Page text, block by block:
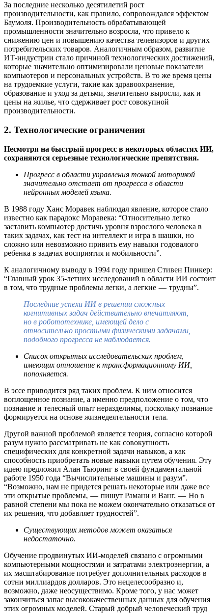
За последние несколько десятилетий рост
производительности, как правило, сопровождался эффектом
Баумоля. Производительность обрабатывающей
промышленности значительно возросла, что привело к
снижению цен и повышению качества телевизоров и других
потребительских товаров. Аналогичным образом, развитие
ИТ-индустрии стало причиной технологических достижений,
которые значительно оптимизировали ценовые показатели
компьютеров и персональных устройств. В то же время цены
на трудоемкие услуги, такие как здравоохранение,
образование и уход за детьми, значительно выросли, как и
цены на жилье, что сдерживает рост совокупной
производительности.
2. Технологические ограничения
Несмотря на быстрый прогресс в некоторых областях ИИ,
сохраняются серьезные технологические препятствия.
Прогресс в области управления тонкой моторикой
значительно отстает от прогресса в области
нейронных моделей языка.
В 1988 году Ханс Моравек наблюдал явление, которое стало
известно как парадокс Моравека: “Относительно легко
заставить компьютер достичь уровня взрослого человека в
таких задачах, как тест на интеллект и игра в шашки, но
сложно или невозможно привить ему навыки годовалого
ребенка в задачах восприятия и мобильности”.
К аналогичному выводу в 1994 году пришел Стивен Пинкер:
“Главный урок 35-летних исследований в области ИИ состоит
в том, что трудные проблемы легки, а легкие — трудны”.
Последние успехи ИИ в решении сложных
когнитивных задач действительно впечатляют,
но в робототехнике, имеющей дело с
относительно простыми физическими задачами,
подобного прогресса не наблюдается.
Список открытых исследовательских проблем,
имеющих отношение к трансформационному ИИ,
пополняется.
В эссе приводится ряд таких проблем. К ним относится
воплощенное познание, а именно предположение о том, что
познание и телесный опыт неразделимы, поскольку познание
формируется на основе жизнедеятельности тела.
Другой важной проблемой является теория, согласно которой
разум нужно рассматривать не как совокупность
специфических для конкретной задачи навыков, а как
способность приобретать новые навыки путем обучения. Эту
идею предложил Алан Тьюринг в своей фундаментальной
работе 1950 года “Вычислительные машины и разум”.
“Возможно, нам не придется решать некоторые или даже все
эти открытые проблемы, — пишут Рамани и Ванг. — Но в
равной степени мы пока не можем окончательно отказаться от
их решения, что добавляет трудностей”.
Существующих методов может оказаться
недостаточно.
Обучение продвинутых ИИ-моделей связано с огромными
компьютерными мощностями и затратами электроэнергии, а
их масштабирование потребует дополнительных расходов в
сотни миллиардов долларов. Это нецелесообразно и,
возможно, даже неосуществимо. Кроме того, у нас может
закончиться запас высококачественных данных для обучения
этих огромных моделей. Старый добрый человеческий труд